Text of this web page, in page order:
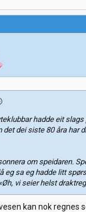
hadde eit
dei siste 80 åra har
om speidaren.
eg sa eg hadde litt
vi seier helst
kan nok regnes